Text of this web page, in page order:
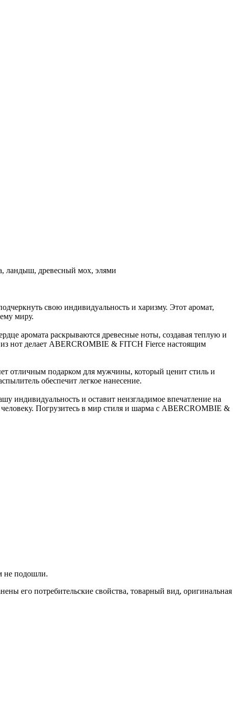
ландыш, древесный мох, элями
свою индивидуальность и харизму. Этот аромат,
миру.
аромата раскрываются древесные ноты, создавая теплую и
нот делает ABERCROMBIE & FITCH Fierce настоящим
отличным подарком для мужчины, который ценит стиль и
обеспечит легкое нанесение.
индивидуальность и оставит неизгладимое впечатление на
Погрузитесь в мир стиля и шарма с ABERCROMBIE &
не подошли.
его потребительские свойства, товарный вид, оригинальная